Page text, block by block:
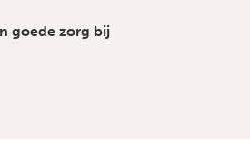
goede zorg bij